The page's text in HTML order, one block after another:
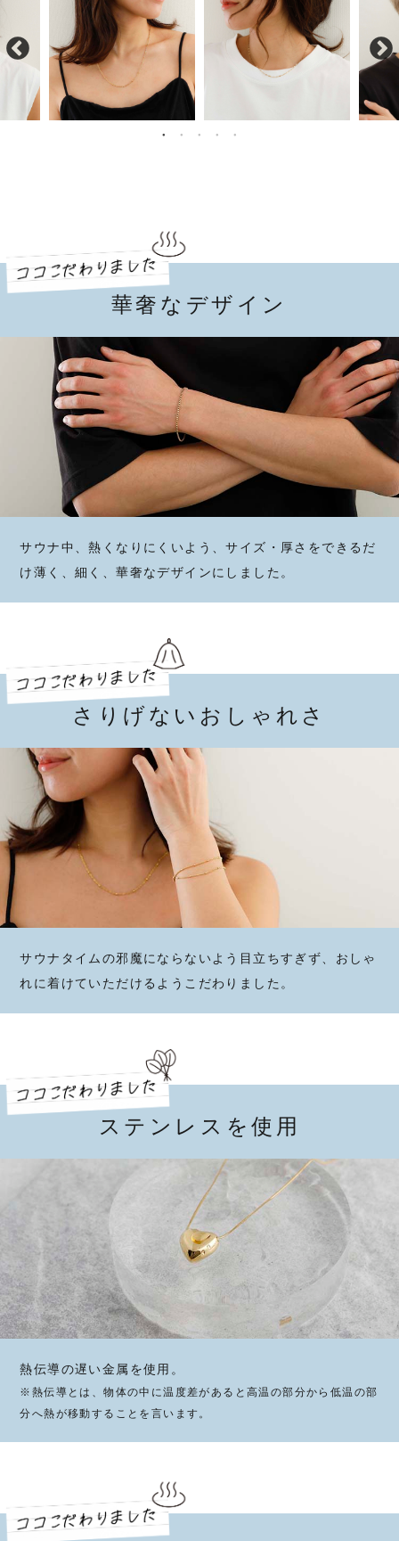
華奢なデザイン
サウナ中、熱くなりにくいよう、サイズ・厚さをできるだ
け薄く、細く、華奢なデザインにしました。
さりげないおしゃれさ
サウナタイムの邪魔にならないよう目立ちすぎず、おしゃ
れに着けていただけるようこだわりました。
ステンレスを使用
熱伝導の遅い金属を使用。
※熱伝導とは、物体の中に温度差があると高温の部分から低温の部
分へ熱が移動することを言います。